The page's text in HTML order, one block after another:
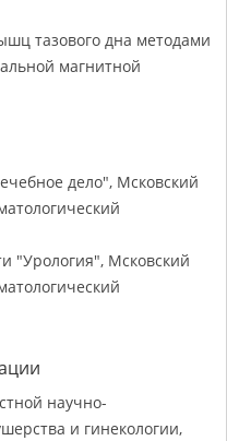
тазового дна методами
магнитной
дело", Мсковский
"Урология", Мсковский
научно-
и гинекологии,